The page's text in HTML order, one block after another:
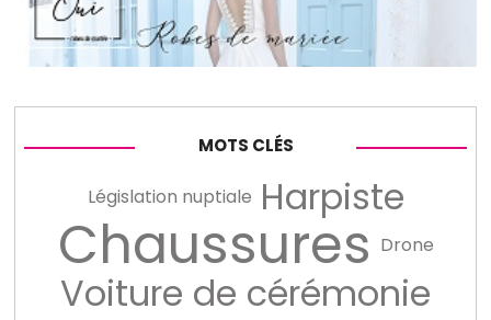
MOTS CLÉS
Législation nuptiale Harpiste
Chaussures Drone
Voiture de cérémonie